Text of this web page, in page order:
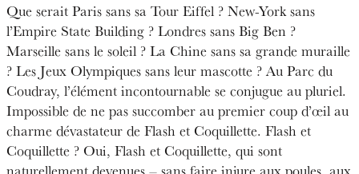
Que serait Paris sans sa Tour Eiffel ? New-York sans
l’Empire State Building ? Londres sans Big Ben ?
Marseille sans le soleil ? La Chine sans sa grande muraille
? Les Jeux Olympiques sans leur mascotte ? Au Parc du
Coudray, l’élément incontournable se conjugue au pluriel.
Impossible de ne pas succomber au premier coup d’œil au
charme dévastateur de Flash et Coquillette. Flash et
Coquillette ? Oui, Flash et Coquillette, qui sont
naturellement devenues – sans faire injure aux poules, aux